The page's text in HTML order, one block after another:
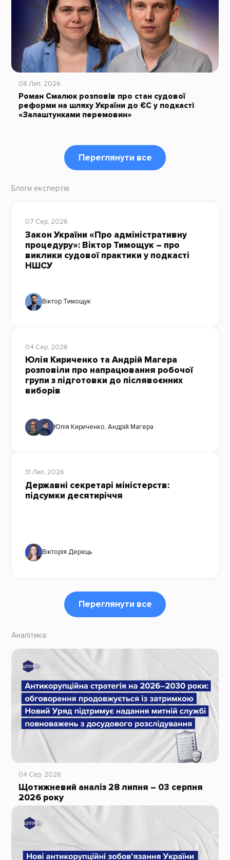
08 Лип, 2026
Роман Смалюк розповів про стан судової
реформи на шляху України до ЄС у подкасті
«Залаштунками перемовин»
Переглянути все
Блоги експертів
07 Сер, 2026
Закон України «Про адміністративну
процедуру»: Віктор Тимощук – про
виклики судової практики у подкасті
НШСУ
Віктор Тимощук
04 Сер, 2026
Юлія Кириченко та Андрій Магера
розповіли про напрацювання робочої
групи з підготовки до післявоєнних
виборів
Юлія Кириченко, Андрій Магера
31 Лип, 2026
Державні секретарі міністерств:
підсумки десятиріччя
Вікторія Дерець
Переглянути все
Аналітика
04 Сер, 2026
Щотижневий аналіз 28 липня – 03 серпня
2026 року